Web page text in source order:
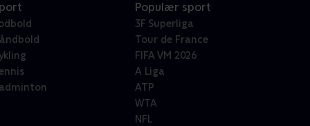
Populær sport
3F Superliga
Tour de France
FIFA VM 2026
A Liga
ATP
WTA
NFL